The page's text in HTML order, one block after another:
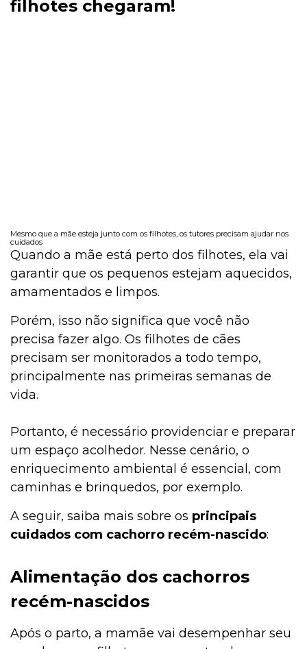
filhotes chegaram!
Mesmo que a mãe esteja junto com os filhotes, os tutores precisam ajudar nos
cuidados
Quando a mãe está perto dos filhotes, ela vai
garantir que os pequenos estejam aquecidos,
amamentados e limpos.
Porém, isso não significa que você não
precisa fazer algo. Os filhotes de cães
precisam ser monitorados a todo tempo,
principalmente nas primeiras semanas de
vida.
Portanto, é necessário providenciar e preparar
um espaço acolhedor. Nesse cenário, o
enriquecimento ambiental é essencial, com
caminhas e brinquedos, por exemplo.
A seguir, saiba mais sobre os principais
cuidados com cachorro recém-nascido:
Alimentação dos cachorros
recém-nascidos
Após o parto, a mamãe vai desempenhar seu